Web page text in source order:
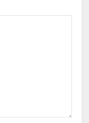
économique a